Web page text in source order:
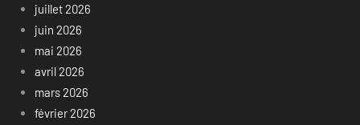
juillet 2026
juin 2026
mai 2026
avril 2026
mars 2026
février 2026